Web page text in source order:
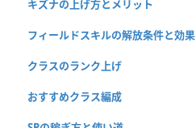
キズナの上げ方とメリット
フィールドスキルの解放条件と効果
クラスのランク上げ
おすすめクラス編成